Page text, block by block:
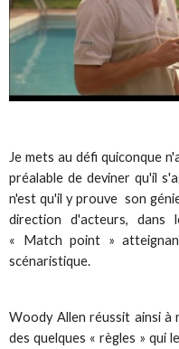
Je mets au défi quiconque
préalable de deviner qu'il
n'est qu'il y prouve son
direction d'acteurs, dans
« Match point »
scénaristique.
Woody Allen réussit ainsi à
des quelques « règles » qui